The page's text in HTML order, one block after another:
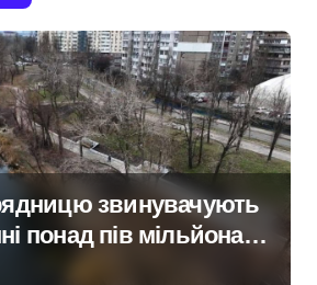
звинувачують
понад пів мільйона
ремонту зони